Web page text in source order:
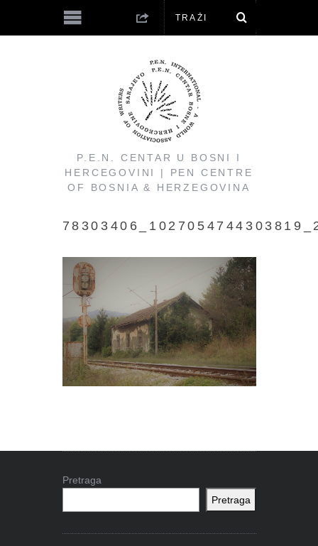
P.E.N. CENTAR U BOSNI I
HERCEGOVINI | PEN CENTRE
OF BOSNIA & HERZEGOVINA
Pretraga
Pretraga